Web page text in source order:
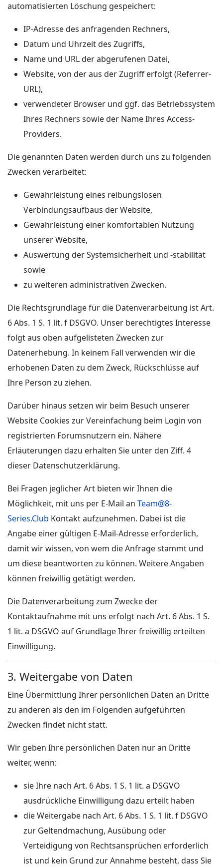
automatisierten Löschung gespeichert:
IP-Adresse des anfragenden Rechners,
Datum und Uhrzeit des Zugriffs,
Name und URL der abgerufenen Datei,
Website, von der aus der Zugriff erfolgt (Referrer-
URL),
verwendeter Browser und ggf. das Betriebssystem
Ihres Rechners sowie der Name Ihres Access-
Providers.
Die genannten Daten werden durch uns zu folgenden
Zwecken verarbeitet:
Gewährleistung eines reibungslosen
Verbindungsaufbaus der Website,
Gewährleistung einer komfortablen Nutzung
unserer Website,
Auswertung der Systemsicherheit und -stabilität
sowie
zu weiteren administrativen Zwecken.
Die Rechtsgrundlage für die Datenverarbeitung ist Art.
6 Abs. 1 S. 1 lit. f DSGVO. Unser berechtigtes Interesse
folgt aus oben aufgelisteten Zwecken zur
Datenerhebung. In keinem Fall verwenden wir die
erhobenen Daten zu dem Zweck, Rückschlüsse auf
Ihre Person zu ziehen.
Darüber hinaus setzen wir beim Besuch unserer
Website Cookies zur Vereinfachung beim Login von
registrierten Forumsnutzern ein. Nähere
Erläuterungen dazu erhalten Sie unter den Ziff. 4
dieser Datenschutzerklärung.
Bei Fragen jeglicher Art bieten wir Ihnen die
Möglichkeit, mit uns per E-Mail an Team@8-
Series.Club Kontakt aufzunehmen. Dabei ist die
Angabe einer gültigen E-Mail-Adresse erforderlich,
damit wir wissen, von wem die Anfrage stammt und
um diese beantworten zu können. Weitere Angaben
können freiwillig getätigt werden.
Die Datenverarbeitung zum Zwecke der
Kontaktaufnahme mit uns erfolgt nach Art. 6 Abs. 1 S.
1 lit. a DSGVO auf Grundlage Ihrer freiwillig erteilten
Einwilligung.
3. Weitergabe von Daten
Eine Übermittlung Ihrer persönlichen Daten an Dritte
zu anderen als den im Folgenden aufgeführten
Zwecken findet nicht statt.
Wir geben Ihre persönlichen Daten nur an Dritte
weiter, wenn:
sie Ihre nach Art. 6 Abs. 1 S. 1 lit. a DSGVO
ausdrückliche Einwilligung dazu erteilt haben
die Weitergabe nach Art. 6 Abs. 1 S. 1 lit. f DSGVO
zur Geltendmachung, Ausübung oder
Verteidigung von Rechtsansprüchen erforderlich
ist und kein Grund zur Annahme besteht, dass Sie